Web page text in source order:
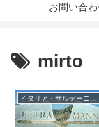
お問い合
mirto
イタリア・サルデーニャ島